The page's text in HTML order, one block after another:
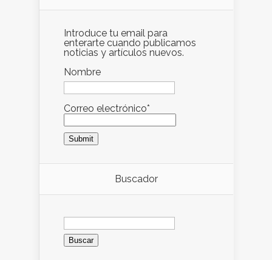
Introduce tu email para
enterarte cuando publicamos
noticias y artículos nuevos.
Nombre
Correo electrónico*
Buscador
Buscar: